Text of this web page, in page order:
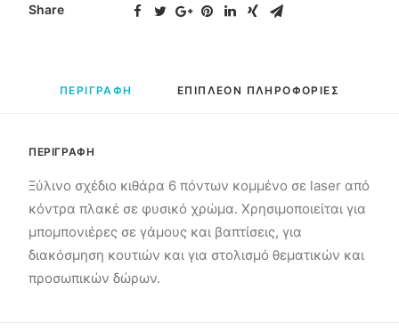
Share
ΠΕΡΙΓΡΑΦΗ ΕΠΙΠΛΕΟΝ ΠΛΗΡΟΦΟΡΙΕΣ
ΠΕΡΙΓΡΑΦΗ
Ξύλινο σχέδιο κιθάρα 6 πόντων κομμένο σε laser από
κόντρα πλακέ σε φυσικό χρώμα. Χρησιμοποιείται για
μπομπονιέρες σε γάμους και βαπτίσεις, για
διακόσμηση κουτιών και για στολισμό θεματικών και
προσωπικών δώρων.